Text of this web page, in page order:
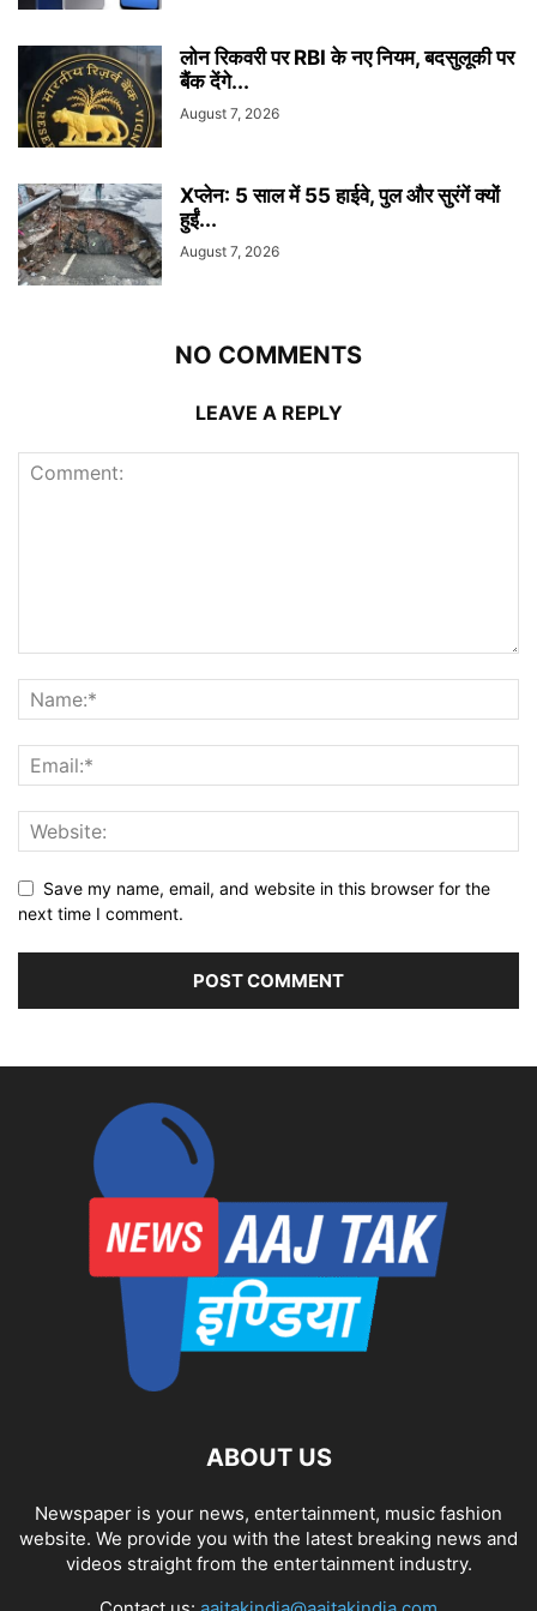
लोन रिकवरी पर RBI के नए नियम, बदसुलूकी पर
बैंक देंगे...
August 7, 2026
Xप्लेन: 5 साल में 55 हाईवे, पुल और सुरंगें क्यों
हुईं...
August 7, 2026
NO COMMENTS
LEAVE A REPLY
Save my name, email, and website in this browser for the
next time I comment.
ABOUT US
Newspaper is your news, entertainment, music fashion
website. We provide you with the latest breaking news and
videos straight from the entertainment industry.